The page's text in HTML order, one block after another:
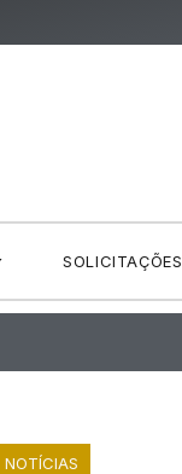
SOLICITAÇÕES
NOTÍCIAS